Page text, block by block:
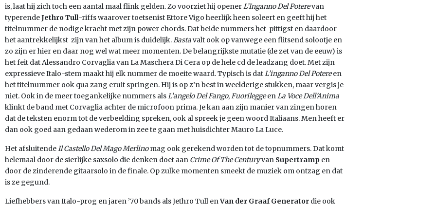
is, laat hij zich toch een aantal maal flink gelden. Zo voorziet hij openerL’Inganno Del Poterevan
typerendeJethro Tull-riffs waarover toetsenist Ettore Vigo heerlijk heen soleert en geeft hij het
titelnummer de nodige kracht met zijn power chords. Dat beide nummers het pittigst en daardoor
het aantrekkelijkst zijn van het album is duidelijk.Bastavalt ook op vanwege een flitsend solootje en
zo zijn er hier en daar nog wel wat meer momenten. De belangrijkste mutatie (de zet van de eeuw) is
het feit dat Alessandro Corvaglia van La Maschera Di Cera op de hele cd de leadzang doet. Met zijn
expressieve Italo-stem maakt hij elk nummer de moeite waard. Typisch is datL’inganno Del Potereen
het titelnummer ook qua zang eruit springen. Hij is op z’n best in weelderige stukken, maar vergis je
niet. Ook in de meer toegankelijke nummers alsL’angelo Del Fango,FuorileggeenLa Voce Dell’Anima
klinkt de band met Corvaglia achter de microfoon prima. Je kan aan zijn manier van zingen horen
dat de teksten enorm tot de verbeelding spreken, ook al spreek je geen woord Italiaans. Men heeft er
dan ook goed aan gedaan wederom in zee te gaan met huisdichter Mauro La Luce.
Het afsluitendeIl Castello Del Mago Merlinomag ook gerekend worden tot de topnummers. Dat komt
helemaal door de sierlijke saxsolo die denken doet aan Crime Of The Centuryvan Supertramp en
door de zinderende gitaarsolo in de finale. Op zulke momenten smeekt de muziek om ontzag en dat
is ze gegund.
Liefhebbers van Italo-prog en jaren ’70 bands als Jethro Tull enVan der Graaf Generator die ook